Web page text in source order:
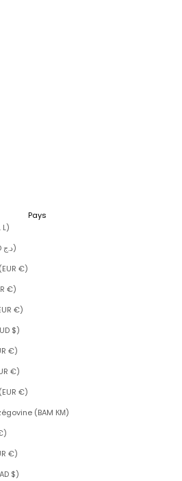
Pays
L)
Algérie (DZD د.ج)
€)
€)
€)
$)
€)
€)
€)
(BAM КМ)
€)
$)